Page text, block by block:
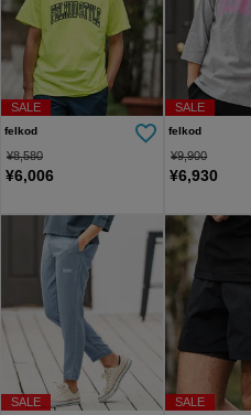
SALE
felkod
¥8,580
¥6,006
SALE
felkod
¥9,900
¥6,930
SALE SALE